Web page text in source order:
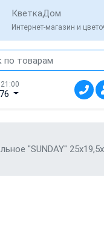
КветкаДом
Интернет-магазин и
"SUNDAY"